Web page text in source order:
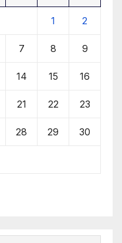
1 2
7 8 9
14 15 16
21 22 23
28 29 30